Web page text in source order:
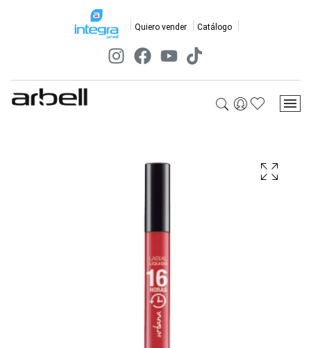
Quiero vender Catálogo